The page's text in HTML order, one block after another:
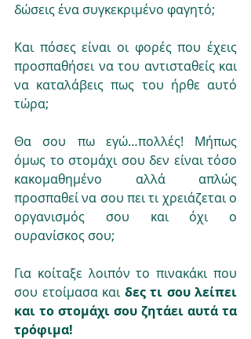
δώσεις ένα συγκεκριμένο φαγητό;
Και πόσες είναι οι φορές που έχεις
προσπαθήσει να του αντισταθείς και
να καταλάβεις πως του ήρθε αυτό
τώρα;
Θα σου πω εγώ…πολλές! Μήπως
όμως το στομάχι σου δεν είναι τόσο
κακομαθημένο αλλά απλώς
προσπαθεί να σου πει τι χρειάζεται ο
οργανισμός σου και όχι ο
ουρανίσκος σου;
Για κοίταξε λοιπόν το πινακάκι που
σου ετοίμασα και δες τι σου λείπει
και το στομάχι σου ζητάει αυτά τα
τρόφιμα!